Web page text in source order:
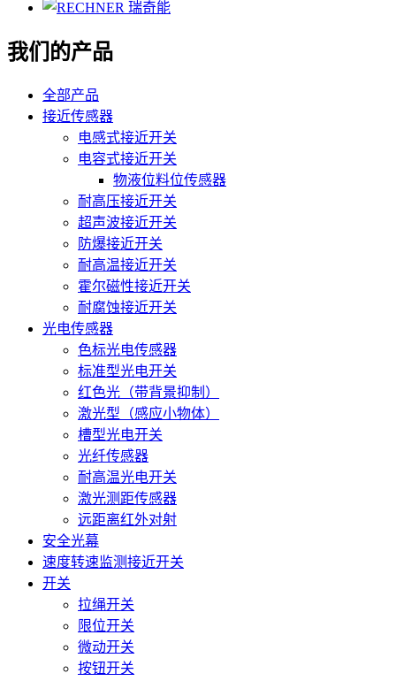
我们的产品
全部产品
接近传感器
电感式接近开关
电容式接近开关
物液位料位传感器
耐高压接近开关
超声波接近开关
防爆接近开关
耐高温接近开关
霍尔磁性接近开关
耐腐蚀接近开关
光电传感器
色标光电传感器
标准型光电开关
红色光（带背景抑制）
激光型（感应小物体）
槽型光电开关
光纤传感器
耐高温光电开关
激光测距传感器
远距离红外对射
安全光幕
速度转速监测接近开关
开关
拉绳开关
限位开关
微动开关
按钮开关